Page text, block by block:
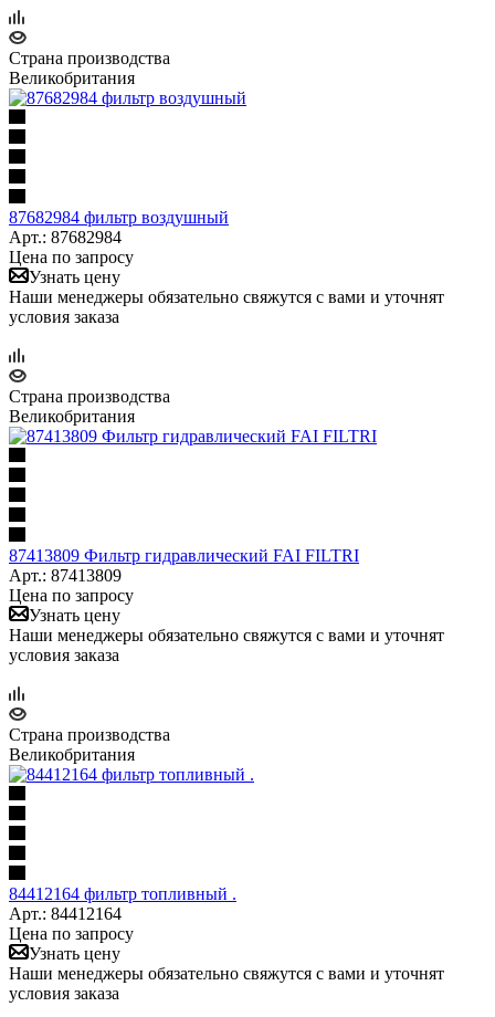
Страна производства
Великобритания
87682984 фильтр воздушный
Арт.: 87682984
Цена по запросу
Узнать цену
Наши менеджеры обязательно свяжутся с вами и уточнят
условия заказа
Страна производства
Великобритания
87413809 Фильтр гидравлический FAI FILTRI
Арт.: 87413809
Цена по запросу
Узнать цену
Наши менеджеры обязательно свяжутся с вами и уточнят
условия заказа
Страна производства
Великобритания
84412164 фильтр топливный .
Арт.: 84412164
Цена по запросу
Узнать цену
Наши менеджеры обязательно свяжутся с вами и уточнят
условия заказа